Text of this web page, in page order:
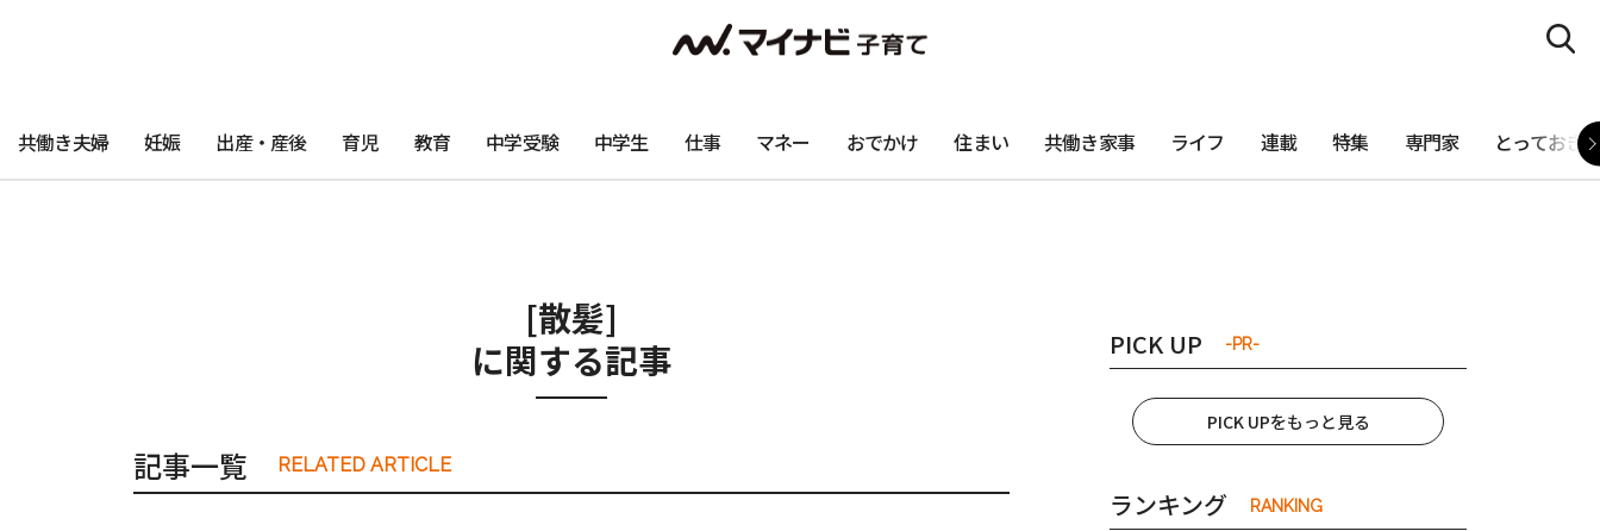
共働き夫婦 妊娠 出産・産後 育児 教育 中学受験 中学生 仕事 マネー おでかけ 住まい 共働き家事 ライフ 連載 特集 専門家 とっておき
[散髪]
に関する記事
記事一覧 RELATED ARTICLE
PICK UP -PR-
PICK UPをもっと見る
ランキング RANKING